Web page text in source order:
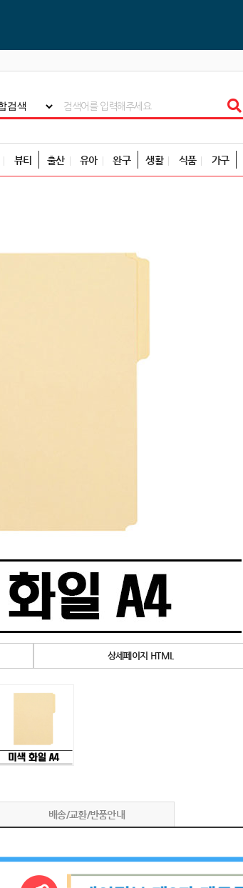
뷰티 출산 유아 완구 생활 식품 가구
상세페이지 HTML
배송/교환/반품안내